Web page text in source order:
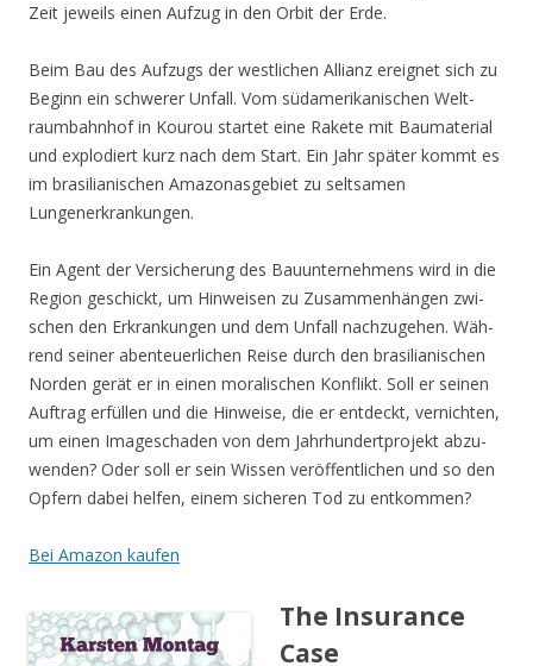
Zeit jeweils einen Auf­zug in den Orbit der Erde.
Beim Bau des Auf­zugs der west­li­chen Alli­anz ereig­net sich zu
Beginn ein schwe­rer Unfall. Vom süd­ame­ri­ka­ni­schen Welt­
raum­bahn­hof in Kou­rou star­tet eine Rake­te mit Bau­ma­te­ri­al
und explo­diert kurz nach dem Start. Ein Jahr spä­ter kommt es
im bra­si­lia­ni­schen Ama­zo­nas­ge­biet zu selt­sa­men
Lungenerkrankungen.
Ein Agent der Ver­si­che­rung des Bau­un­ter­neh­mens wird in die
Regi­on geschickt, um Hin­wei­sen zu Zusam­men­hän­gen zwi­
schen den Erkran­kun­gen und dem Unfall nach­zu­ge­hen. Wäh­
rend sei­ner aben­teu­er­li­chen Rei­se durch den bra­si­lia­ni­schen
Nor­den gerät er in einen mora­li­schen Kon­flikt. Soll er sei­nen
Auf­trag erfül­len und die Hin­wei­se, die er ent­deckt, ver­nich­ten,
um einen Image­scha­den von dem Jahr­hun­dert­pro­jekt abzu­
wen­den? Oder soll er sein Wis­sen ver­öf­fent­li­chen und so den
Opfern dabei hel­fen, einem siche­ren Tod zu entkommen?
Bei Ama­zon kaufen
The Insurance
Case